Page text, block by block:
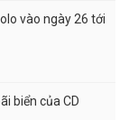
vào ngày 26 tới
biển của CD